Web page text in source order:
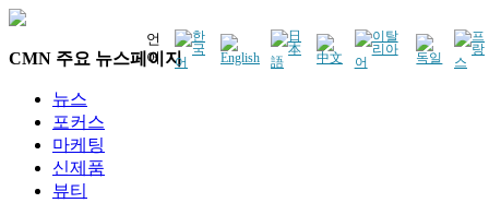
언
어
CMN 주요 뉴스페이지
뉴스
포커스
마케팅
신제품
뷰티